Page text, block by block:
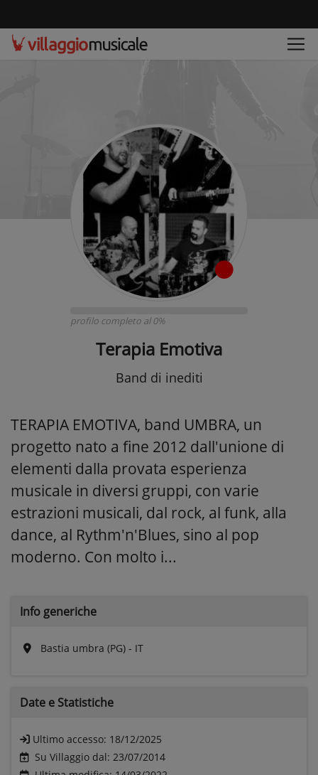
profilo completo al 0%
Terapia Emotiva
Band di inediti
TERAPIA EMOTIVA, band UMBRA, un
progetto nato a fine 2012 dall'unione di
elementi dalla provata esperienza
musicale in diversi gruppi, con varie
estrazioni musicali, dal rock, al funk, alla
dance, al Rythm'n'Blues, sino al pop
moderno. Con molto i...
Info generiche
Bastia umbra (PG) - IT
Date e Statistiche
Ultimo accesso: 18/12/2025
Su Villaggio dal: 23/07/2014